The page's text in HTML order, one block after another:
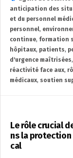
anticipation des
et du personnel
personnel,
continue, formation
hôpitaux, patients,
d'urgence maîtrisées,
réactivité face aux,
médicaux, soutien
Le rôle crucial
ns la
cal